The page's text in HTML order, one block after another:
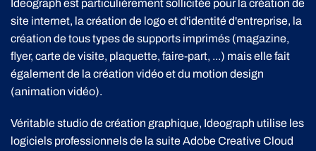
Ideograph est particulièrement sollicitée pour la création de
site internet, la création de logo et d'identité d'entreprise, la
création de tous types de supports imprimés (magazine,
flyer, carte de visite, plaquette, faire-part, ...) mais elle fait
également de la création vidéo et du motion design
(animation vidéo).
Véritable studio de création graphique, Ideograph utilise les
logiciels professionnels de la suite Adobe Creative Cloud